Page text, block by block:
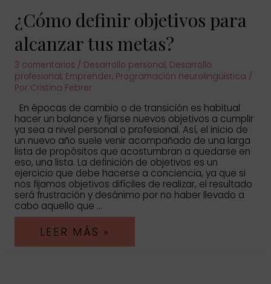
¿Cómo definir objetivos para
alcanzar tus metas?
3 comentarios / Desarrollo personal, Desarrollo
profesional, Emprender, Programación neurolingüística /
Por Cristina Febrer
En épocas de cambio o de transición es habitual
hacer un balance y fijarse nuevos objetivos a cumplir
ya sea a nivel personal o profesional. Así, el inicio de
un nuevo año suele venir acompañado de una larga
lista de propósitos que acostumbran a quedarse en
eso, una lista. La definición de objetivos es un
ejercicio que debe hacerse a conciencia, ya que si
nos fijamos objetivos difíciles de realizar, el resultado
será frustración y desánimo por no haber llevado a
cabo aquello que …
¿CÓMO
OBJETIVOS
LEER MÁS »